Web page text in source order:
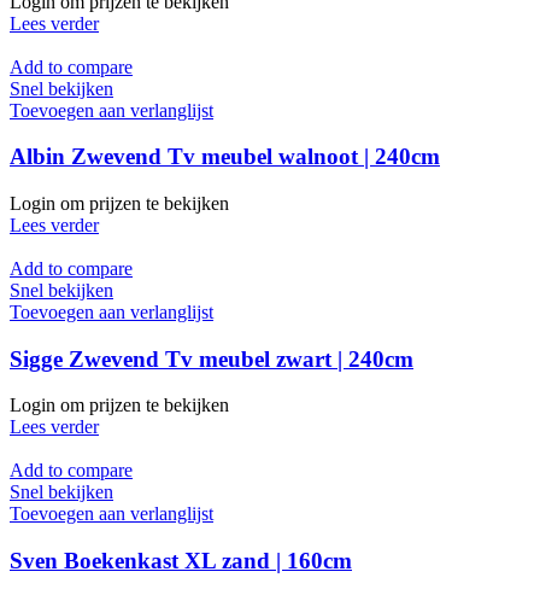
Lees verder
Add to compare
Snel bekijken
Toevoegen aan verlanglijst
Albin Zwevend Tv meubel walnoot | 240cm
Login om prijzen te bekijken
Lees verder
Add to compare
Snel bekijken
Toevoegen aan verlanglijst
Sigge Zwevend Tv meubel zwart | 240cm
Login om prijzen te bekijken
Lees verder
Add to compare
Snel bekijken
Toevoegen aan verlanglijst
Sven Boekenkast XL zand | 160cm